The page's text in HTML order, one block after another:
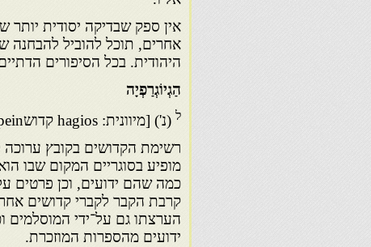
אין ספק שבדיקה יסודית
אחרים, תוכל להוביל להבחנה
היהודית. בכל הסיפורים
הַגְיוֹגְרַפְיָה
ל (נ') [מיוונית: hagios קדושgrapein + לכתוב] תֵּאוּר חַיֵּי הַקְּדוֹשִׁים (בְּתוֹלְדוֹת הַנַּצְרוּת).
רשימת הקדושים בקובץ
מופיע בסוגריים המקום שבו
כמה שהם ידועים, וכן פרטים
קרבת הקבר לקברי קדושים
הערצתו גם על־ידי
ידועים מהספרות המוזכרת.